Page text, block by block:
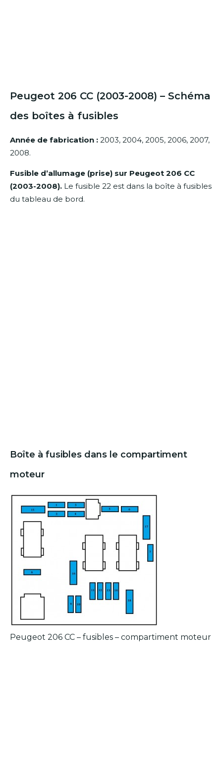
Peugeot 206 CC (2003-2008) – Schéma
des boîtes à fusibles
Année de fabrication : 2003, 2004, 2005, 2006, 2007,
2008.
Fusible d’allumage (prise) sur Peugeot 206 CC
(2003-2008). Le fusible 22 est dans la boîte à fusibles
du tableau de bord.
Boîte à fusibles dans le compartiment
moteur
Peugeot 206 CC – fusibles – compartiment moteur